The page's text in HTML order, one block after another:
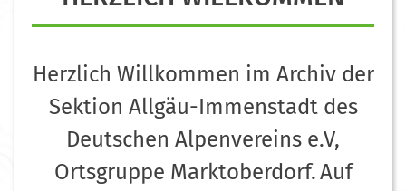
Herzlich Willkommen im Archiv der
Sektion Allgäu-Immenstadt des
Deutschen Alpenvereins e.V,
Ortsgruppe Marktoberdorf.Auf